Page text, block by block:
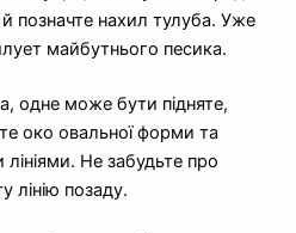
позначте нахил тулуба. Уже
майбутнього песика.
одне може бути підняте,
око овальної форми та
Не забудьте про
лінію позаду.